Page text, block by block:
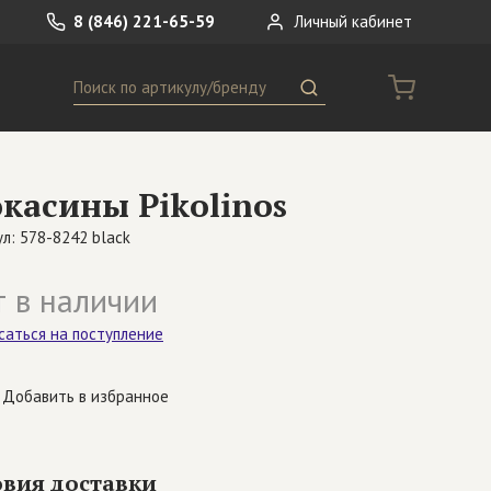
8 (846) 221-65-59 Личный кабинет
Другое
Поиск
Pikolinos
578-8242 black
в наличии
на поступление
Добавить в избранное
доставки